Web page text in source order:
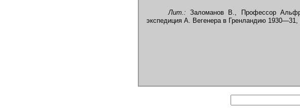
Лит.: Заломанов В., Профессор
экспедиция А. Вегенера в Гренландию